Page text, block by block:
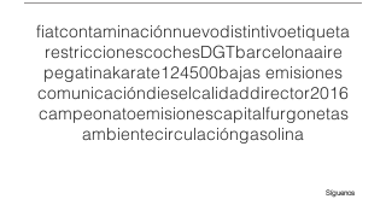
Síguenos
fiatcontaminaciónnuevodistintivoetiqueta
restriccionescochesDGTbarcelonaaire
pegatinakarate124500bajas emisiones
comunicacióndieselcalidaddirector2016
campeonatoemisionescapitalfurgonetas
ambientecirculacióngasolina